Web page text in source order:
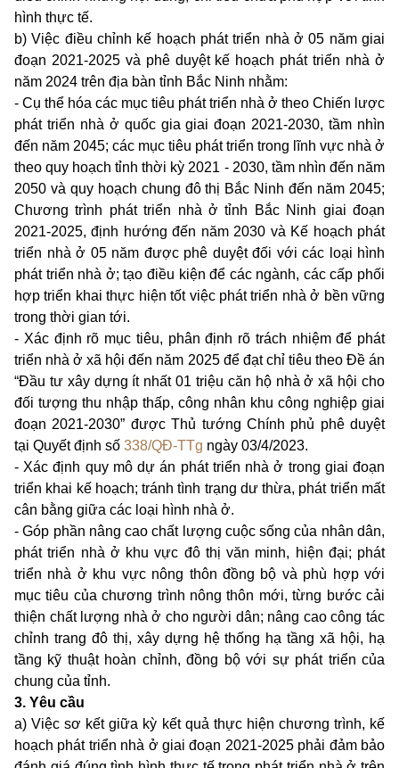
hình thực tế.
b) Việc điều chỉnh kế hoạch phát triển nhà ở 05 năm giai
đoạn 2021-2025 và phê duyệt kế hoạch phát triển nhà ở
năm 2024 trên địa bàn tỉnh Bắc Ninh nhằm:
- Cụ thể hóa các mục tiêu phát triển nhà ở theo Chiến lược
phát triển nhà ở quốc gia giai đoạn 2021-2030, tầm nhìn
đến năm 2045; các mục tiêu phát triển trong lĩnh vực nhà ở
theo quy hoạch tỉnh thời kỳ 2021 - 2030, tầm nhìn đến năm
2050 và quy hoạch chung đô thị Bắc Ninh đến năm 2045;
Chương trình phát triển nhà ở tỉnh Bắc Ninh giai đoạn
2021-2025, định hướng đến năm 2030 và Kế hoạch phát
triển nhà ở 05 năm được phê duyệt đối với các loại hình
phát triển nhà ở; tạo điều kiện để các ngành, các cấp phối
hợp triển khai thực hiện tốt việc phát triển nhà ở bền vững
trong thời gian tới.
- Xác định rõ mục tiêu, phân định rõ trách nhiệm để phát
triển nhà ở xã hội đến năm 2025 để đạt chỉ tiêu theo Đề án
“Đầu tư xây dựng ít nhất 01 triệu căn hộ nhà ở xã hội cho
đối tượng thu nhập thấp, công nhân khu công nghiệp giai
đoạn 2021-2030” được Thủ tướng Chính phủ phê duyệt
tại Quyết định số 338/QĐ-TTg ngày 03/4/2023.
- Xác định quy mô dự án phát triển nhà ở trong giai đoạn
triển khai kế hoạch; tránh tình trạng dư thừa, phát triển mất
cân bằng giữa các loại hình nhà ở.
- Góp phần nâng cao chất lượng cuộc sống của nhân dân,
phát triển nhà ở khu vực đô thị văn minh, hiện đại; phát
triển nhà ở khu vực nông thôn đồng bộ và phù hợp với
mục tiêu của chương trình nông thôn mới, từng bước cải
thiện chất lượng nhà ở cho người dân; nâng cao công tác
chỉnh trang đô thị, xây dựng hệ thống hạ tầng xã hội, hạ
tầng kỹ thuật hoàn chỉnh, đồng bộ với sự phát triển của
chung của tỉnh.
3. Yêu cầu
a) Việc sơ kết giữa kỳ kết quả thực hiện chương trình, kế
hoạch phát triển nhà ở giai đoạn 2021-2025 phải đảm bảo